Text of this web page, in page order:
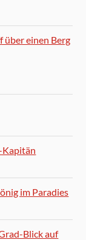
über einen Berg
Kapitän
im Paradies
Blick auf